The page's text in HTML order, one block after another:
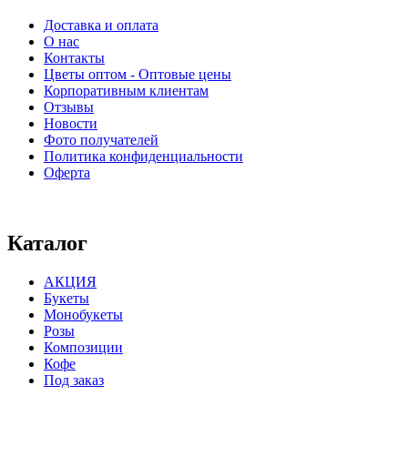
Доставка и оплата
О нас
Контакты
Цветы оптом - Оптовые цены
Корпоративным клиентам
Отзывы
Новости
Фото получателей
Политика конфиденциальности
Оферта
Каталог
АКЦИЯ
Букеты
Монобукеты
Розы
Композиции
Кофе
Под заказ